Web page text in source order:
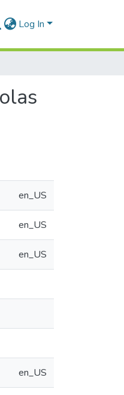
Log In
en_US
en_US
en_US
en_US